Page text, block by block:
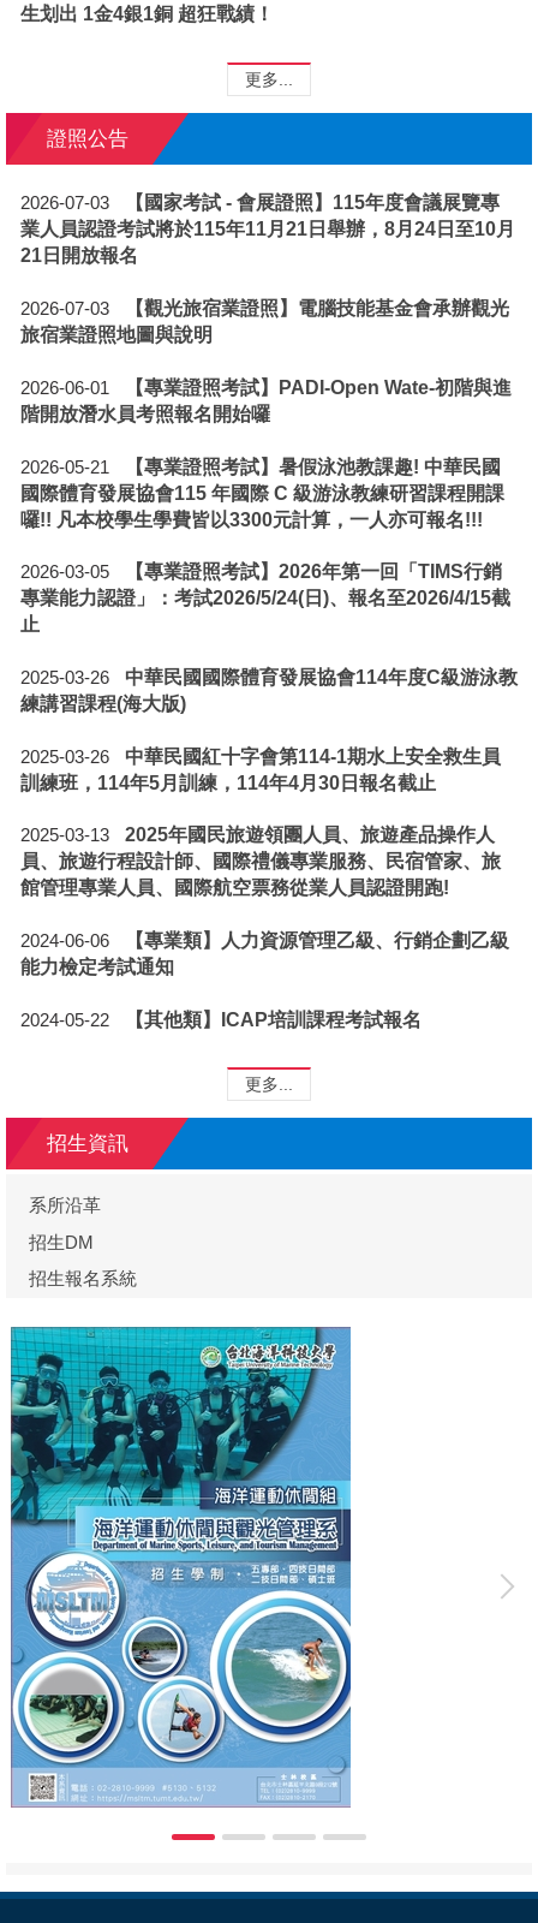
生划出 1金4銀1銅 超狂戰績！
更多...
證照公告
2026-07-03
【國家考試 - 會展證照】115年度會議展覽專
業人員認證考試將於115年11月21日舉辦，8月24日至10月
21日開放報名
2026-07-03
【觀光旅宿業證照】電腦技能基金會承辦觀光
旅宿業證照地圖與說明
2026-06-01
【專業證照考試】PADI-Open Wate-初階與進
階開放潛水員考照報名開始囉
2026-05-21
【專業證照考試】暑假泳池教課趣! 中華民國
國際體育發展協會115 年國際 C 級游泳教練研習課程開課
囉!! 凡本校學生學費皆以3300元計算，一人亦可報名!!!
2026-03-05
【專業證照考試】2026年第一回「TIMS行銷
專業能力認證」：考試2026/5/24(日)、報名至2026/4/15截
止
2025-03-26
中華民國國際體育發展協會114年度C級游泳教
練講習課程(海大版)
2025-03-26
中華民國紅十字會第114-1期水上安全救生員
訓練班，114年5月訓練，114年4月30日報名截止
2025-03-13
2025年國民旅遊領團人員、旅遊產品操作人
員、旅遊行程設計師、國際禮儀專業服務、民宿管家、旅
館管理專業人員、國際航空票務從業人員認證開跑!
2024-06-06
【專業類】人力資源管理乙級、行銷企劃乙級
能力檢定考試通知
2024-05-22 【其他類】ICAP培訓課程考試報名
更多...
招生資訊
系所沿革
招生DM
招生報名系統